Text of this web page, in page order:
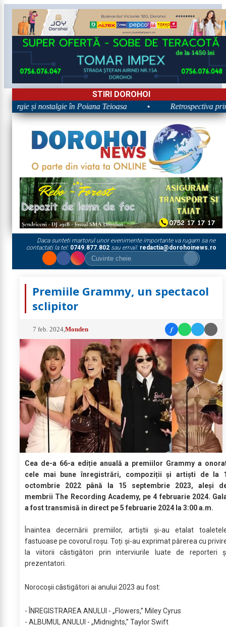
STIRI DOROHOI
și nostalgie în Poiana Teioasa Retrospectiva
Daca sunteti martorul unor evenimente importante va rugam sa ne
contactati la tel: 0749.877.802sau email: redactia@dorohoinews.ro
Premiile Grammy, un spectacol
sclipitor
7 feb. 2024 ,Monden f
Cea de-a 66-a ediție anuală a premiilor Grammy a
cele mai bune înregistrări, compoziții și artiști de la
octombrie 2022 până la 15 septembrie 2023, aleși
membrii The Recording Academy, pe 4 februarie 2024.
a fost transmisă in direct pe 5 februarie 2024 la 3:00 a.m.
Înaintea decernării premiilor, artiștii și-au etalat
fastuoase pe covorul roșu. Toți și-au exprimat părerea cu
la viitorii câstigători prin interviurile luate de reporteri
prezentatori.
Norocoșii câstigători ai anului 2023 au fost:
- ÎNREGISTRAREA ANULUI - „Flowers,” Miley Cyrus
- ALBUMUL ANULUI - „Midnights,” Taylor Swift